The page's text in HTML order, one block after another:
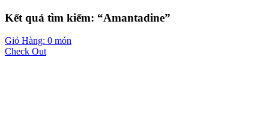
Kết quả tìm kiếm: “Amantadine”
Giỏ Hàng: 0 món
Check Out